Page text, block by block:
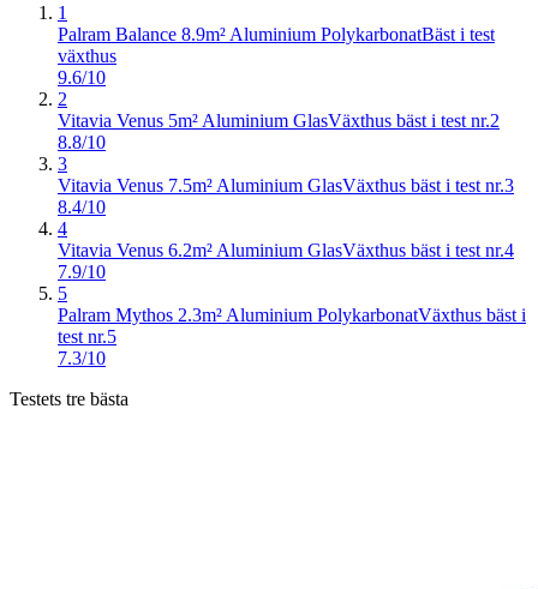
1
Palram Balance 8.9m² Aluminium PolykarbonatBäst i test
växthus
9.6/10
2
Vitavia Venus 5m² Aluminium GlasVäxthus bäst i test nr.2
8.8/10
3
Vitavia Venus 7.5m² Aluminium GlasVäxthus bäst i test nr.3
8.4/10
4
Vitavia Venus 6.2m² Aluminium GlasVäxthus bäst i test nr.4
7.9/10
5
Palram Mythos 2.3m² Aluminium PolykarbonatVäxthus bäst i
test nr.5
7.3/10
Testets tre bästa